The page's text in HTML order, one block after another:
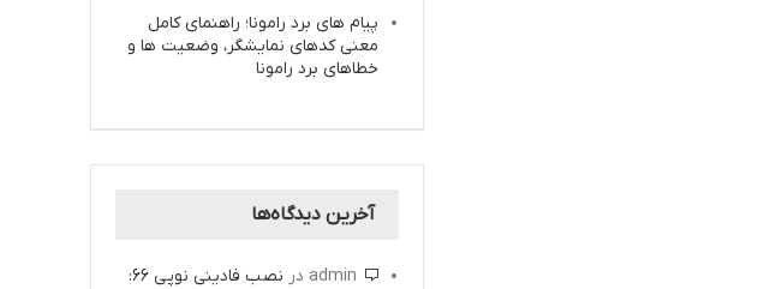
پیام های برد رامونا؛ راهنمای کامل
معنی کدهای نمایشگر، وضعیت ها و
خطاهای برد رامونا
آخرین دیدگاه‌ها
admin در
نصب فادینی نوپی 66: